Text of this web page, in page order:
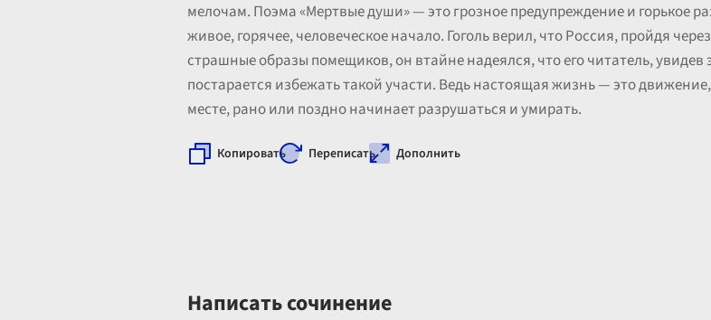
мелочам. Поэма «Мертвые души» — это грозное предупреждение и горькое
живое, горячее, человеческое начало. Гоголь верил, что Россия, пройдя
страшные образы помещиков, он втайне надеялся, что его читатель, увидев
постарается избежать такой участи. Ведь настоящая жизнь — это
месте, рано или поздно начинает разрушаться и умирать.
Копировать Переписать Дополнить
Написать сочинение